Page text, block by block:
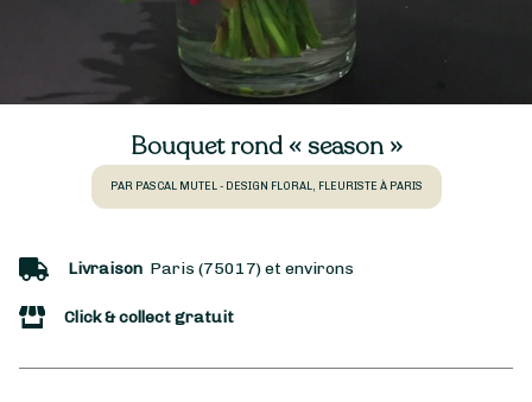
Bouquet rond « season »
PAR PASCAL MUTEL - DESIGN FLORAL, FLEURISTE À PARIS
Livraison Paris (75017) et environs
Click & collect gratuit